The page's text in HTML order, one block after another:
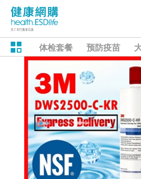
体检套餐 预防疫苗